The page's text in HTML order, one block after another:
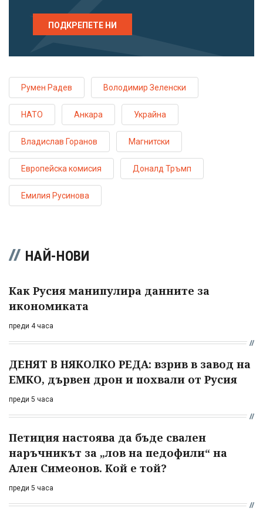
ПОДКРЕПЕТЕ НИ
Румен Радев Володимир Зеленски
НАТО Анкара Украйна
Владислав Горанов Магнитски
Европейска комисия Доналд Тръмп
Емилия Русинова
НАЙ-НОВИ
Как Русия манипулира данните за
икономиката
преди 4 часа
ДЕНЯТ В НЯКОЛКО РЕДА: взрив в завод на
ЕМКО, дървен дрон и похвали от Русия
преди 5 часа
Петиция настоява да бъде свален
наръчникът за „лов на педофили“ на
Ален Симеонов. Кой е той?
преди 5 часа